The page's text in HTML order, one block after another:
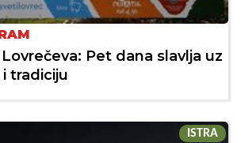
Pet dana slavlja uz
tradiciju
ISTRA